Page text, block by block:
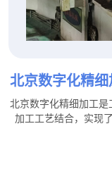
北京数字化精
北京数字化精细加工
加工工艺结合，实现
艺优化、技术提